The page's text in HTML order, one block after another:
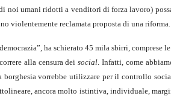
noi umani ridotti a venditori di forza lavoro)
violentemente reclamata proposta di una
ha schierato 45 mila sbirri, comprese le
alla censura deisocial . Infatti, come
vorrebbe utilizzare per il controllo
ancora molto istintiva, individuale,